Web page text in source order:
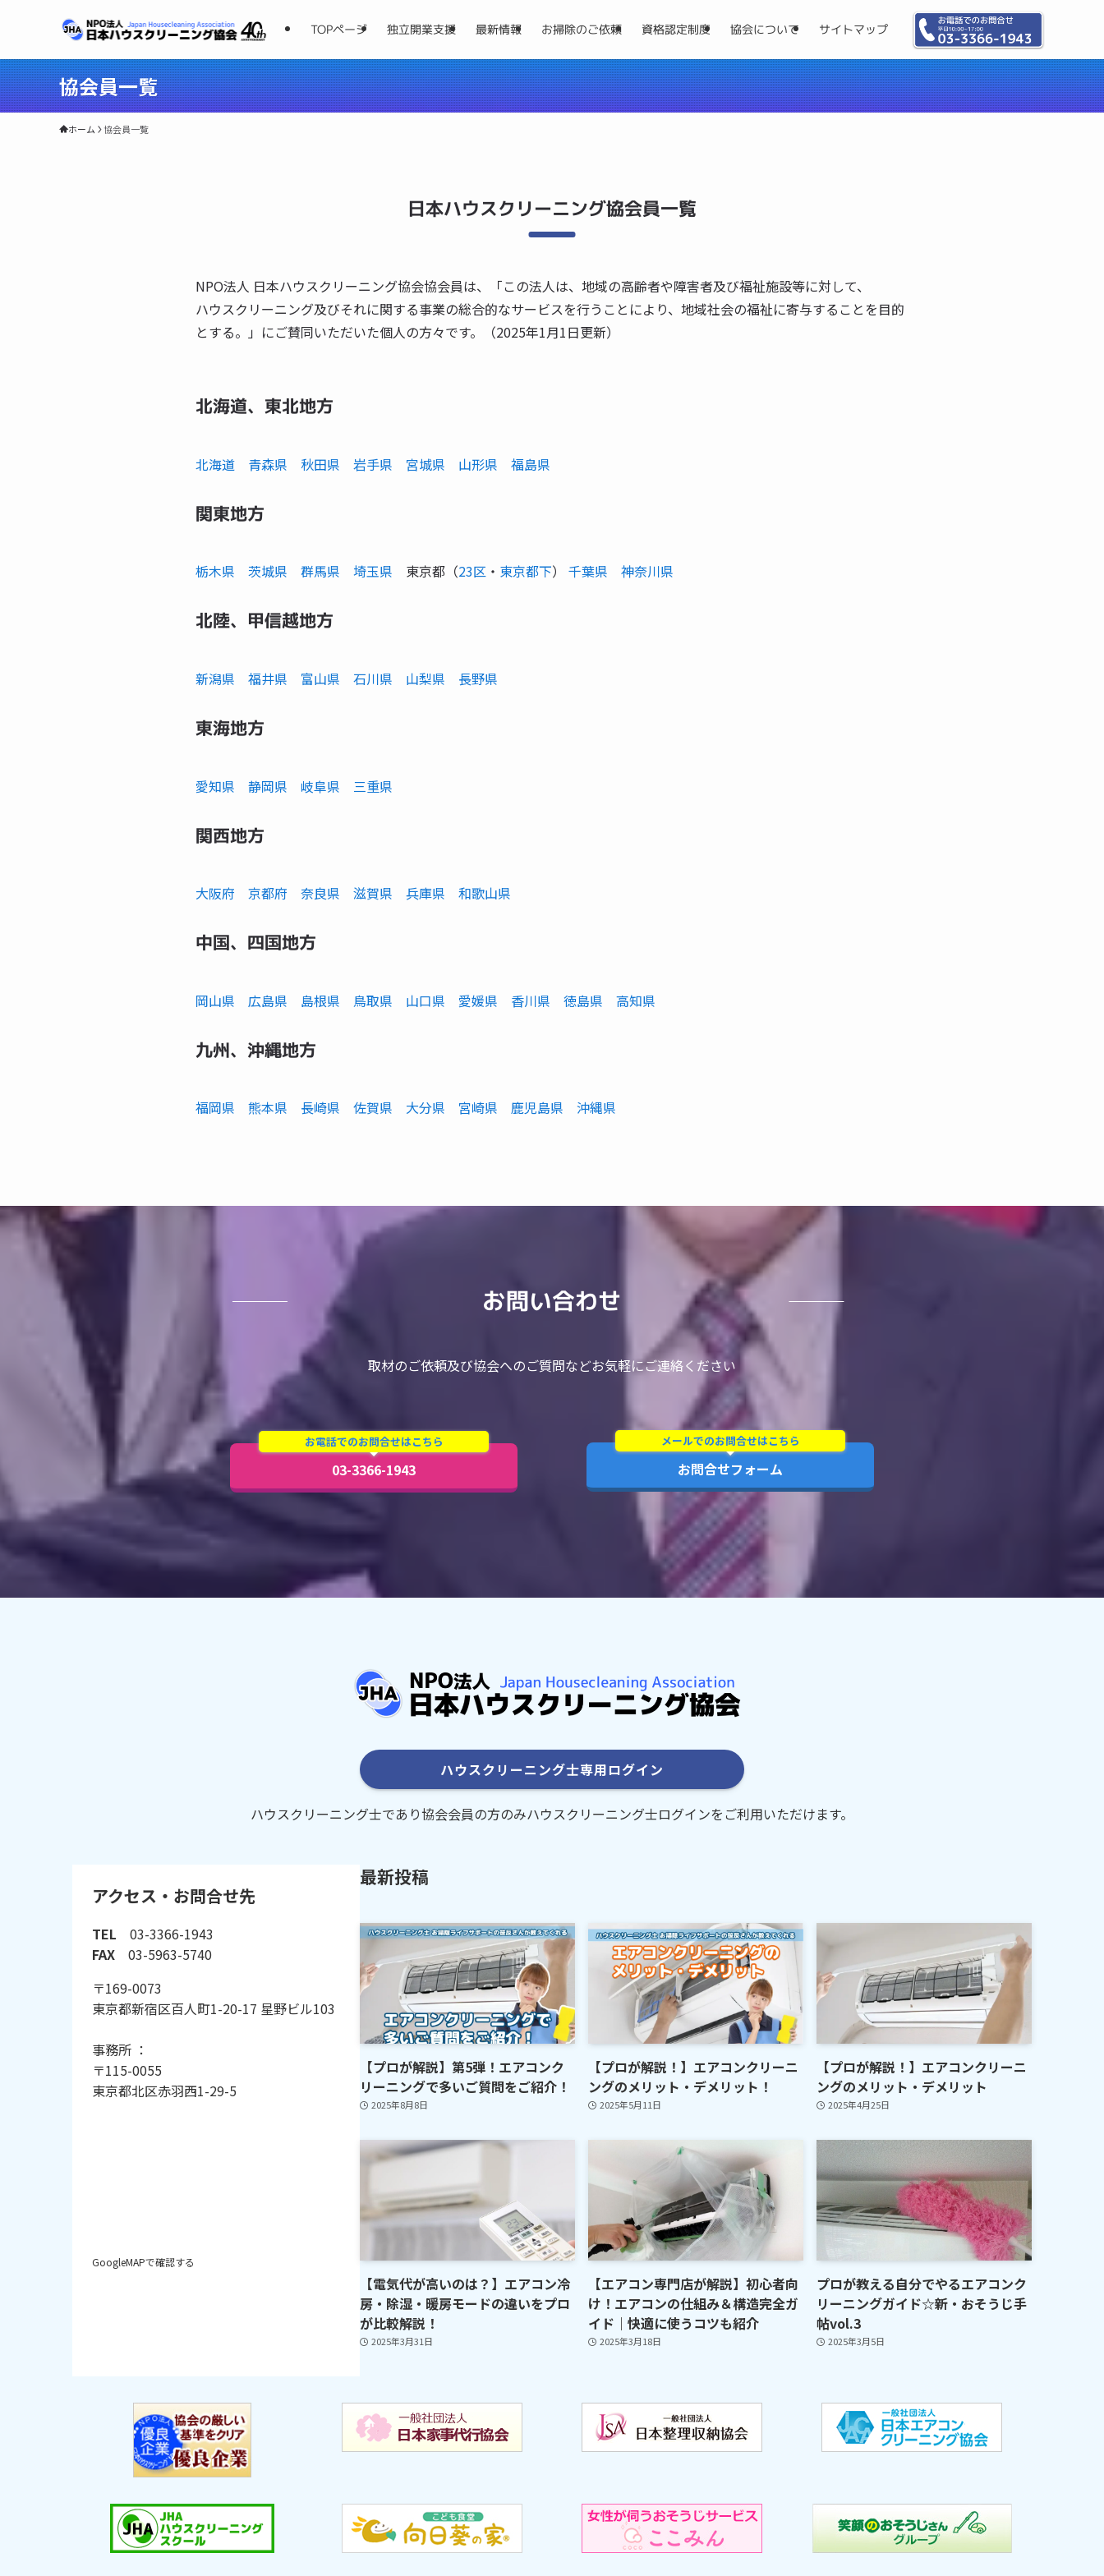
TOPページ 独立開業支援 最新情報 お掃除のご依頼 資格認定制度 協会について サイトマップ
協会員一覧
ホーム 協会員一覧
日本ハウスクリーニング協会員一覧
NPO法人 日本ハウスクリーニング協会協会員は、「この法人は、地域の高齢者や障害者及び福祉施設等に対して、
ハウスクリーニング及びそれに関する事業の総合的なサービスを行うことにより、地域社会の福祉に寄与することを目的
とする。」にご賛同いただいた個人の方々です。（2025年1月1日更新）
北海道、東北地方
北海道 青森県 秋田県 岩手県 宮城県 山形県 福島県
関東地方
栃木県 茨城県 群馬県 埼玉県 東京都（23区 ・ 東京都下） 千葉県 神奈川県
北陸、甲信越地方
新潟県 福井県 富山県 石川県 山梨県 長野県
東海地方
愛知県 静岡県 岐阜県 三重県
関西地方
大阪府 京都府 奈良県 滋賀県 兵庫県 和歌山県
中国、四国地方
岡山県 広島県 島根県 鳥取県 山口県 愛媛県 香川県 徳島県 高知県
九州、沖縄地方
福岡県 熊本県 長崎県 佐賀県 大分県 宮崎県 鹿児島県 沖縄県
お問い合わせ
取材のご依頼及び協会へのご質問などお気軽にご連絡ください
お電話でのお問合せはこちら
03-3366-1943
メールでのお問合せはこちら
お問合せフォーム
ハウスクリーニング士専用ログイン
ハウスクリーニング士であり協会会員の方のみハウスクリーニング士ログインをご利用いただけます。
アクセス・お問合せ先
TEL 03-3366-1943
FAX 03-5963-5740
〒169-0073
東京都新宿区百人町1-20-17 星野ビル103
事務所 ：
〒115-0055
東京都北区赤羽西1-29-5
GoogleMAPで確認する
最新投稿
【プロが解説】第5弾！エアコンク
リーニングで多いご質問をご紹介！
2025年8月8日
【プロが解説！】エアコンクリーニ
ングのメリット・デメリット！
2025年5月11日
【プロが解説！】エアコンクリーニ
ングのメリット・デメリット
2025年4月25日
【電気代が高いのは？】エアコン冷
房・除湿・暖房モードの違いをプロ
が比較解説！
2025年3月31日
【エアコン専門店が解説】初心者向
け！エアコンの仕組み＆構造完全ガ
イド｜快適に使うコツも紹介
2025年3月18日
プロが教える自分でやるエアコンク
リーニングガイド☆新・おそうじ手
帖vol.3
2025年3月5日